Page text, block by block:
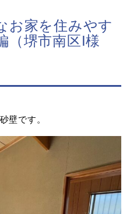
お家を住みやす
（堺市南区I様
壁です。